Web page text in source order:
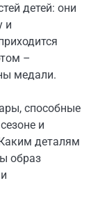
детей: они
и
–
медали.
способные
и
деталям
образ